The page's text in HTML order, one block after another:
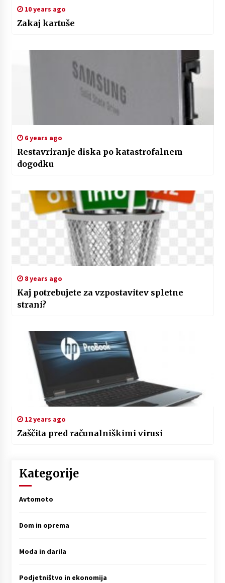
10 years ago
Zakaj kartuše
6 years ago
Restavriranje diska po katastrofalnem
dogodku
8 years ago
Kaj potrebujete za vzpostavitev spletne
strani?
12 years ago
Zaščita pred računalniškimi virusi
Kategorije
Avtomoto
Dom in oprema
Moda in darila
Podjetništvo in ekonomija